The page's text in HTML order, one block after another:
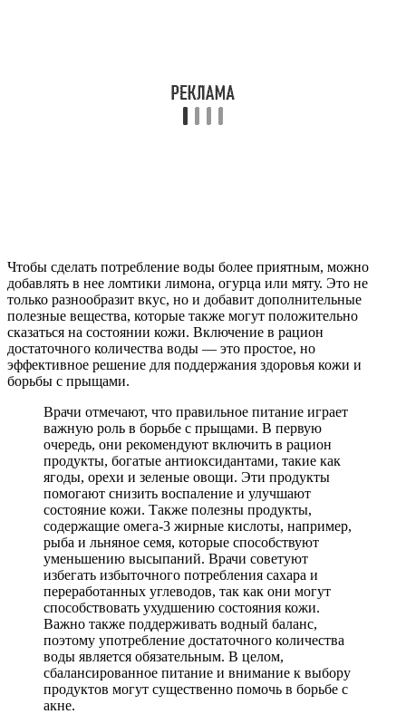
Чтобы сделать потребление воды более приятным, можно
добавлять в нее ломтики лимона, огурца или мяту. Это не
только разнообразит вкус, но и добавит дополнительные
полезные вещества, которые также могут положительно
сказаться на состоянии кожи. Включение в рацион
достаточного количества воды — это простое, но
эффективное решение для поддержания здоровья кожи и
борьбы с прыщами.
Врачи отмечают, что правильное питание играет
важную роль в борьбе с прыщами. В первую
очередь, они рекомендуют включить в рацион
продукты, богатые антиоксидантами, такие как
ягоды, орехи и зеленые овощи. Эти продукты
помогают снизить воспаление и улучшают
состояние кожи. Также полезны продукты,
содержащие омега-3 жирные кислоты, например,
рыба и льняное семя, которые способствуют
уменьшению высыпаний. Врачи советуют
избегать избыточного потребления сахара и
переработанных углеводов, так как они могут
способствовать ухудшению состояния кожи.
Важно также поддерживать водный баланс,
поэтому употребление достаточного количества
воды является обязательным. В целом,
сбалансированное питание и внимание к выбору
продуктов могут существенно помочь в борьбе с
акне.